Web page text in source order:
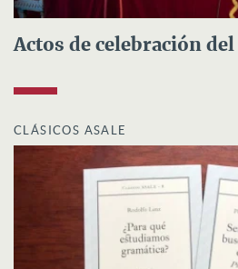
Actos de celebración
CLÁSICOS ASALE